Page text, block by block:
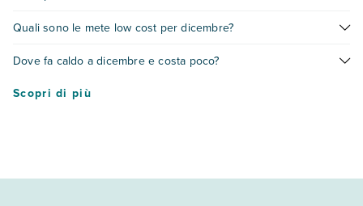
dicembre completie già organizzati.
Maldive con clima estivo anche in pieno inverno. I pacchetti di
pensieri!
Quali sono le mete low cost per dicembre?
Canarie,Egitto,Tunisiae città europee perfette da visitare
permettono di risparmiare senza rinunciare alla qualità!
Dove fa caldo a dicembre e costa poco?
Le offerte Eden includono mete calde e accessibili come
Rosso,Capo Verde
Scopri di più